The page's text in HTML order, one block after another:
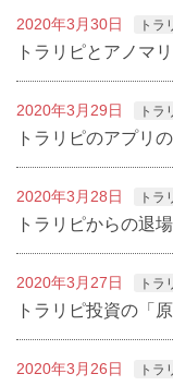
2020年3月30日 トラ
トラリピとアノマ
2020年3月29日 トラ
トラリピのアプリ
2020年3月28日 トラ
トラリピからの退
2020年3月27日 トラ
トラリピ投資の「
2020年3月26日 トラ